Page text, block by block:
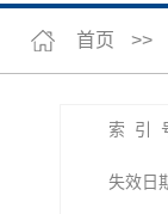
首页 >>
索 引
失效日